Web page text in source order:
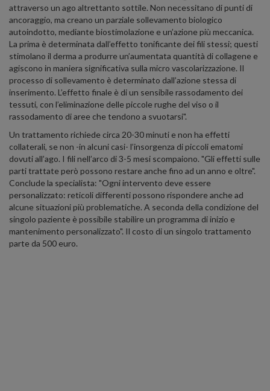
attraverso un ago altrettanto sottile. Non necessitano di punti di
ancoraggio, ma creano un parziale sollevamento biologico
autoindotto, mediante biostimolazione e un’azione più meccanica.
La prima è determinata dall’effetto tonificante dei fili stessi; questi
stimolano il derma a produrre un’aumentata quantità di collagene e
agiscono in maniera significativa sulla micro vascolarizzazione. Il
processo di sollevamento è determinato dall’azione stessa di
inserimento. L’effetto finale è di un sensibile rassodamento dei
tessuti, con l’eliminazione delle piccole rughe del viso o il
rassodamento di aree che tendono a svuotarsi".
Un trattamento richiede circa 20-30 minuti e non ha effetti
collaterali, se non -in alcuni casi- l’insorgenza di piccoli ematomi
dovuti all’ago. I fili nell’arco di 3-5 mesi scompaiono. "Gli effetti sulle
parti trattate però possono restare anche fino ad un anno e oltre".
Conclude la specialista: "Ogni intervento deve essere
personalizzato: reticoli differenti possono rispondere anche ad
alcune situazioni più problematiche. A seconda della condizione del
singolo paziente è possibile stabilire un programma di inizio e
mantenimento personalizzato". Il costo di un singolo trattamento
parte da 500 euro.